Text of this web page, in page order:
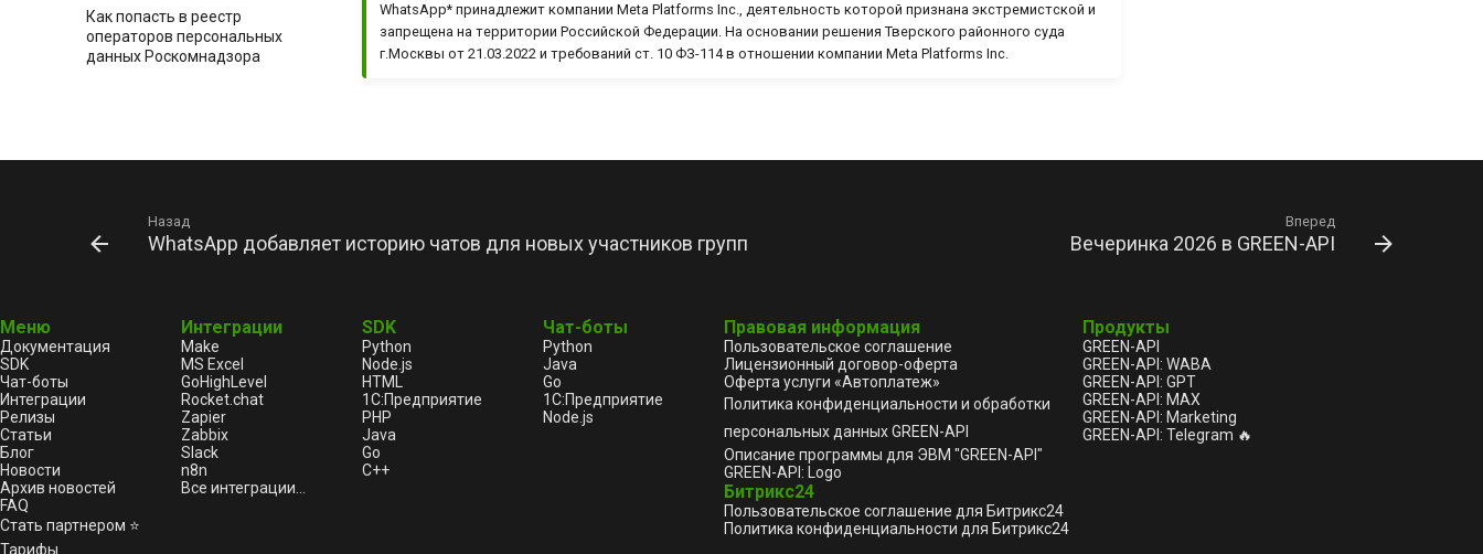
Как попасть в реестр
операторов персональных
данных Роскомнадзора
решения
Как попасть в реестр
изменятся правила лимитов
на отправку сообщений
Как зарегистрировать
программу для ЭВМ в
Роспатенте в 2025 году
WhatsApp добавляет единое
меню вызовов на iOS
WhatsApp покажет, кто
недавно посмотрел ваш
WhatsApp* принадлежит компании Meta Platforms Inc., деятельность которой признана экстремистской и
запрещена на территории Российской Федерации. На основании решения Тверского районного суда
г.Москвы от 21.03.2022 и требований ст. 10 ФЗ-114 в отношении компании Meta Platforms Inc.
Назад
WhatsApp добавляет историю чатов для новых участников групп
Вперед
Вечеринка 2026 в GREEN-API
Меню
Документация
SDK
Чат-боты
Интеграции
Релизы
Статьи
Блог
Новости
Архив новостей
FAQ
Стать партнером ⭐
Тарифы
Интеграции
Make
MS Excel
GoHighLevel
Rocket.chat
Zapier
Zabbix
Slack
n8n
Все интеграции...
SDK
Python
Node.js
HTML
1С:Предприятие
PHP
Java
Go
C++
Чат-боты
Python
Java
Go
1С:Предприятие
Node.js
Правовая информация
Пользовательское соглашение
Лицензионный договор-оферта
Оферта услуги «Автоплатеж»
Политика конфиденциальности и обработки
персональных данных GREEN-API
Описание программы для ЭВМ "GREEN-API"
GREEN-API: Logo
Битрикс24
Пользовательское соглашение для Битрикс24
Политика конфиденциальности для Битрикс24
Продукты
GREEN-API
GREEN-API: WABA
GREEN-API: GPT
GREEN-API: MAX
GREEN-API: Marketing
GREEN-API: Telegram 🔥